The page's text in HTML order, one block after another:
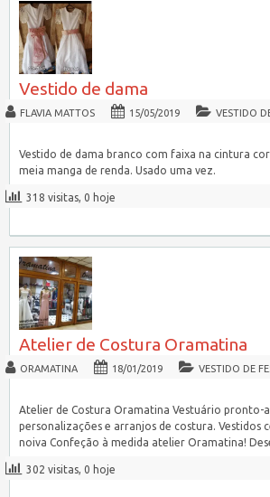
Vestido de dama
FLAVIA MATTOS 15/05/2019 VESTIDO
Vestido de dama branco com faixa na cintura
meia manga de renda. Usado uma vez.
318 visitas, 0 hoje
Atelier de Costura Oramatina
ORAMATINA 18/01/2019 VESTIDO DE
Atelier de Costura Oramatina Vestuário pronto-
personalizações e arranjos de costura. Vestidos
noiva Confeção à medida atelier Oramatina!
302 visitas, 0 hoje